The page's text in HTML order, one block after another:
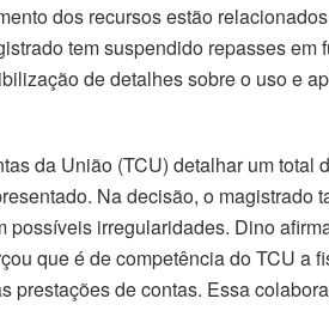
dos recursos estão
tem suspendido repasses em
de detalhes sobre o uso e
da União (TCU) detalhar um total
Na decisão, o magistrado
irregularidades. Dino
que é de competência do TCU a
de contas. Essa